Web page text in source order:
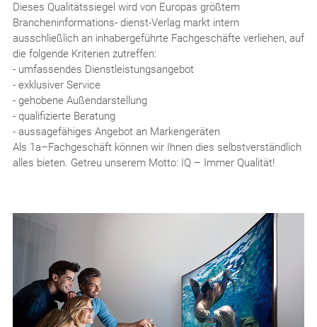
Dieses Qualitätssiegel wird von Europas größtem
Brancheninformations- dienst-Verlag markt intern
ausschließlich an inhabergeführte Fachgeschäfte verliehen, auf
die folgende Kriterien zutreffen:
- umfassendes Dienstleistungsangebot
- exklusiver Service
- gehobene Außendarstellung
- qualifizierte Beratung
- aussagefähiges Angebot an Markengeräten
Als 1a–Fachgeschäft können wir Ihnen dies selbstverständlich
alles bieten. Getreu unserem Motto: IQ – Immer Qualität!